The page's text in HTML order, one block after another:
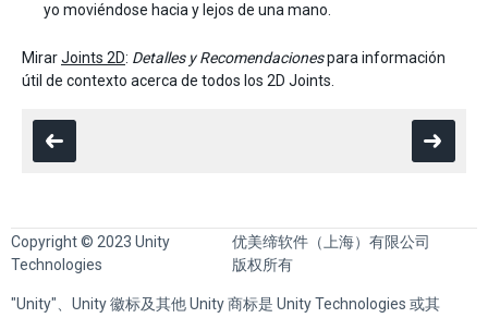
yo moviéndose hacia y lejos de una mano.
MirarJoints 2D: Detalles y Recomendacionespara información
útil de contexto acerca de todos los 2D Joints.
Copyright © 2023 Unity
Technologies
优美缔软件（上海）有限公司
版权所有
"Unity"、Unity 徽标及其他 Unity 商标是 Unity Technologies 或其